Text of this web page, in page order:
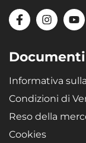
Documenti
Informativa
Condizioni di
Reso della
Cookies